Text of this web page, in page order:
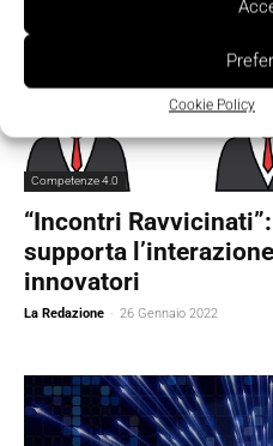
Cookie Policy
Competenze 4.0
“Incontri
supporta
innovatori
La Redazione - 26 Gennaio 2022